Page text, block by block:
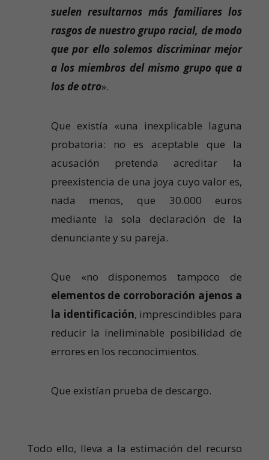
suelen resultarnos más familiares los
rasgos de nuestro grupo racial, de modo
que por ello solemos discriminar mejor
a los miembros del mismo grupo que a
los de otro».
Que existía «una inexplicable laguna
probatoria: no es aceptable que la
acusación pretenda acreditar la
preexistencia de una joya cuyo valor es,
nada menos, que 30.000 euros
mediante la sola declaración de la
denunciante y su pareja.
Que «no disponemos tampoco de
elementos de corroboración ajenos a
la identificación, imprescindibles para
reducir la ineliminable posibilidad de
errores en los reconocimientos.
Que existían prueba de descargo.
Todo ello, lleva a la estimación del recurso